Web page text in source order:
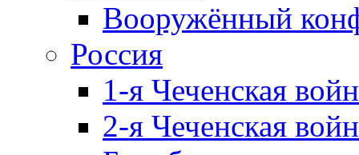
Вооружённый
Россия
1-я Чеченская
2-я Чеченская